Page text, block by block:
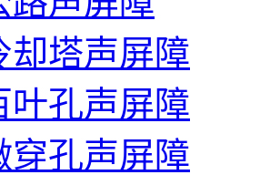
却塔声屏障
叶孔声屏障
穿孔声屏障